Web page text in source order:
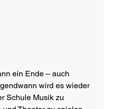
ein Ende – auch
wird es wieder
Schule Musik zu